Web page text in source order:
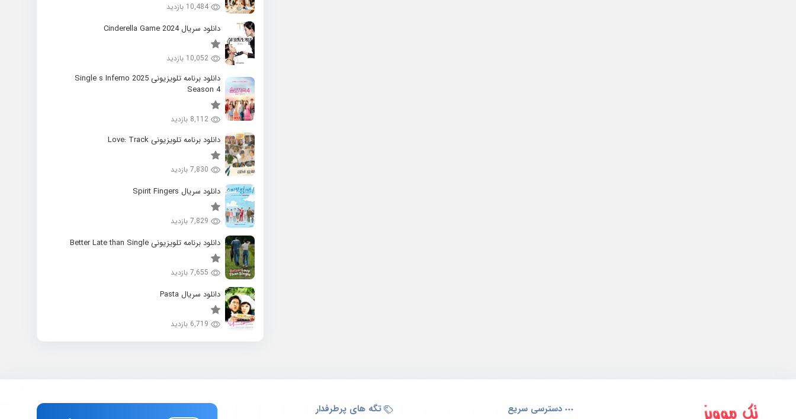
10,484 بازدید
دانلود سریال 2024 Cinderella Game
10,052 بازدید
دانلود برنامه تلویزیونی 2025 Single s Inferno
Season 4
8,112 بازدید
دانلود برنامه تلویزیونی Love: Track
7,830 بازدید
دانلود سریال Spirit Fingers
7,829 بازدید
دانلود برنامه تلویزیونی Better Late than Single
7,655 بازدید
دانلود سریال Pasta
6,719 بازدید
دسترسی سریع تگه های پرطرفدار